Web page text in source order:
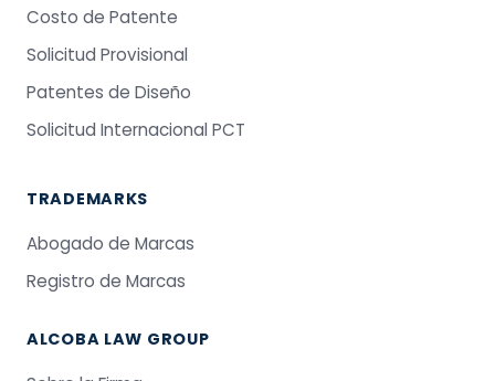
Costo de Patente
Solicitud Provisional
Patentes de Diseño
Solicitud Internacional PCT
TRADEMARKS
Abogado de Marcas
Registro de Marcas
ALCOBA LAW GROUP